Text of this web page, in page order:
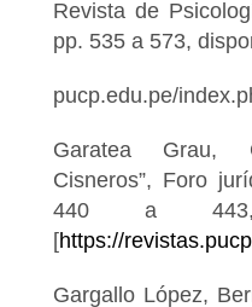
Revista de
pp. 535 a 573,
pucp.edu.pe/
Garatea Grau,
Cisneros”, Foro
440 a 443,
[https://
Gargallo López,